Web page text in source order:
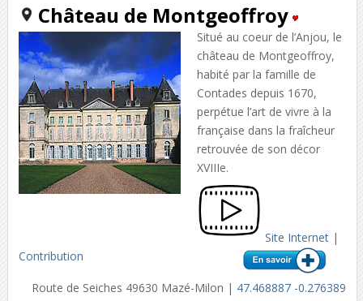
Château de Montgeoffroy
Situé au coeur de l’Anjou, le
château de Montgeoffroy,
habité par la famille de
Contades depuis 1670,
perpétue l’art de vivre à la
française dans la fraîcheur
retrouvée de son décor
XVIIIe.
Site Internet|
Contribution
Route de Seiches 49630 Mazé-Milon | 47.468887 -0.276389